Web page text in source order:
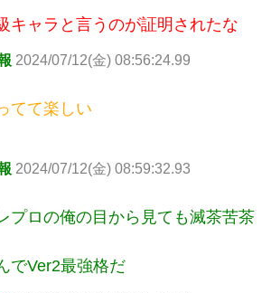
キャラと言うのが証明されたな
2024/07/12(金) 08:56:24.99
てて楽しい
2024/07/12(金) 08:59:32.93
プロの俺の目から見ても滅茶苦茶
でVer2最強格だ